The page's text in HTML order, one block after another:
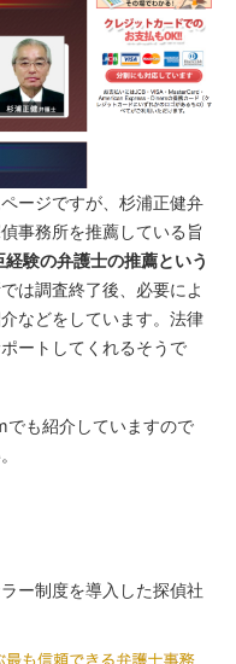
ージですが、杉浦正健弁
事務所を推薦している旨
験の弁護士の推薦という
は調査終了後、必要によ
などをしています。法律
ートしてくれるそうで
でも紹介していますので
ー制度を導入した探偵社